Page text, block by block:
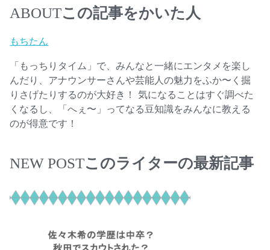
ABOUTこの記事をかいた人
もちたん
「もっちりタイム」で、みんなと一緒にエンタメを楽し
んだり、アナウンサーさんや芸能人の魅力をふか〜く掘
りさげたりするのが大好き！ 気になることはすぐ調べた
くなるし、「へぇ〜」ってなる豆知識をみんなに教える
のが得意です！
NEW POSTこのライターの最新記事